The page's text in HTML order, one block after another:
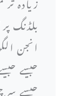
بلڈنگ
انجن
جیسے
جیسے